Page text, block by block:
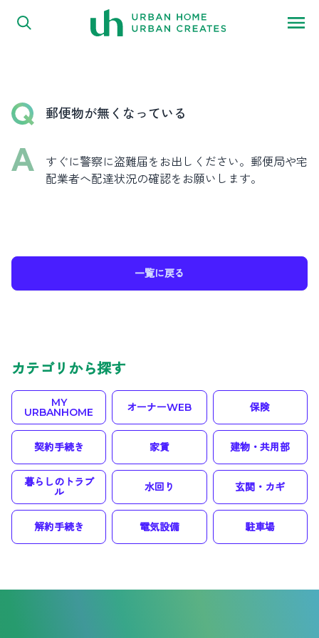
FAQ
郵便物が無くなっている
すぐに警察に盗難届をお出しください。郵便局や宅
配業者へ配達状況の確認をお願いします。
一覧に戻る
カテゴリから探す
MY
URBANHOME オーナーWEB 保険
契約手続き 家賃 建物・共用部
暮らしのトラブ
ル 水回り 玄関・カギ
解約手続き 電気設備 駐車場